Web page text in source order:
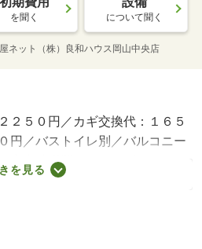
を聞く について聞く
ネット（株）良和ハウス岡山中央店
２５０円／カギ交換代：１６５
円／バストイレ別／バルコニー
室内洗濯置／シューズボックス
戸／温水洗浄便座／即入居可／
者相談／冷蔵庫／仲介手数料不
利用可／洗濯機／電子レンジ／
を見る